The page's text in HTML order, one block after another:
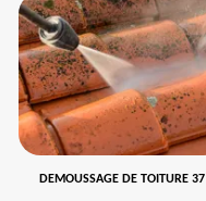
DEMOUSSAGE DE TOITURE 37